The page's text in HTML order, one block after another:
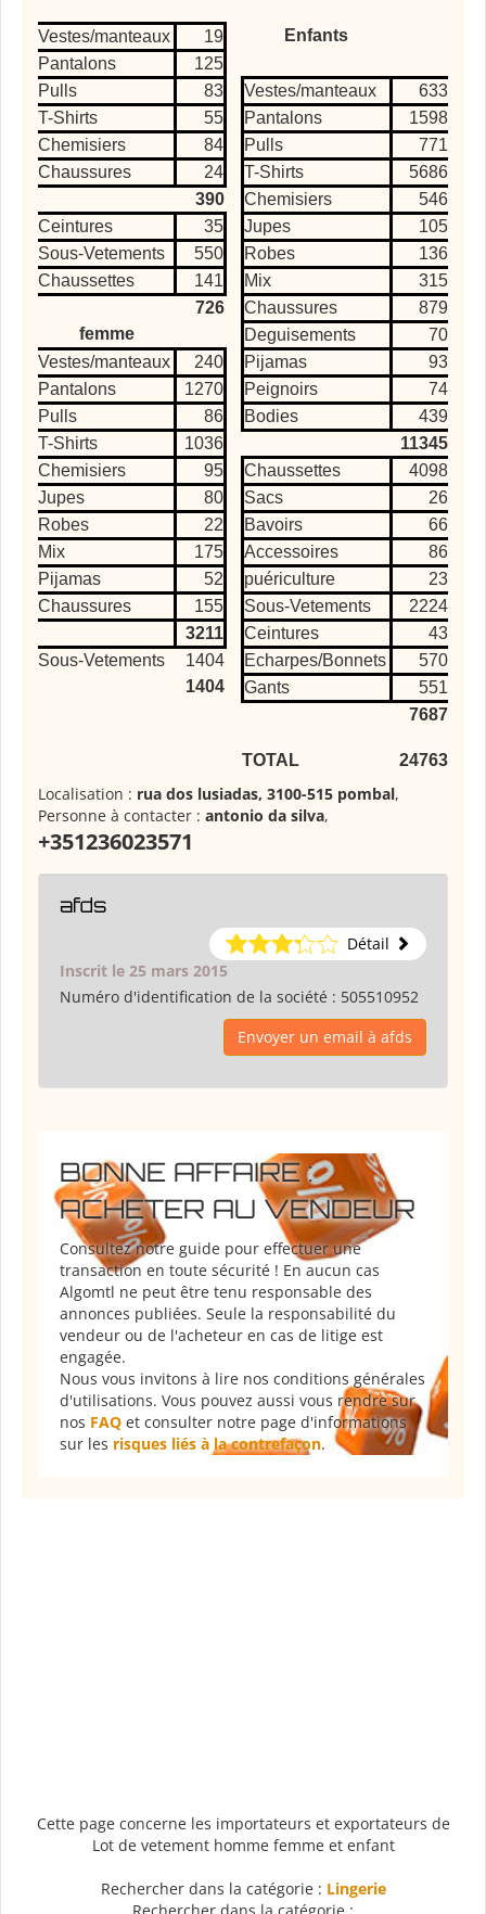
Vestes/manteaux 19
Enfants
Pantalons
125
Pulls
83 Vestes/manteaux
633
T-Shirts
55 Pantalons
1598
Chemisiers
84 Pulls
771
Chaussures
24 T-Shirts
5686
390
Chemisiers
546
Ceintures
35 Jupes
105
Sous-Vetements
550 Robes
136
Chaussettes
141 Mix
315
726
Chaussures
879
femme
Deguisements
70
Vestes/manteaux
240 Pijamas
93
Pantalons
1270 Peignoirs
74
Pulls
86 Bodies
439
T-Shirts
1036
11345
Chemisiers
95 Chaussettes
4098
Jupes
80 Sacs
26
Robes
22 Bavoirs
66
Mix
175 Accessoires
86
Pijamas
52 puériculture
23
Chaussures
155 Sous-Vetements
2224
3211
Ceintures
43
Sous-Vetements
1404 Echarpes/Bonnets
570
1404
Gants
551
7687
TOTAL 24763
Localisation : rua dos lusiadas, 3100-515 pombal,
Personne à contacter : antonio da silva,
+351236023571
afds
Détail
Inscrit le 25 mars 2015
Numéro d'identification de la société : 505510952
Envoyer un email à afds
BONNE AFFAIRE :
ACHETER AU VENDEUR
Consultez notre guide pour effectuer une
transaction en toute sécurité ! En aucun cas
Algomtl ne peut être tenu responsable des
annonces publiées. Seule la responsabilité du
vendeur ou de l'acheteur en cas de litige est
engagée.
Nous vous invitons à lire nos conditions générales
d'utilisations. Vous pouvez aussi vous rendre sur
nos FAQ et consulter notre page d'informations
sur les risques liés à la contrefaçon.
Cette page concerne les importateurs et exportateurs de
Lot de vetement homme femme et enfant
Rechercher dans la catégorie : Lingerie